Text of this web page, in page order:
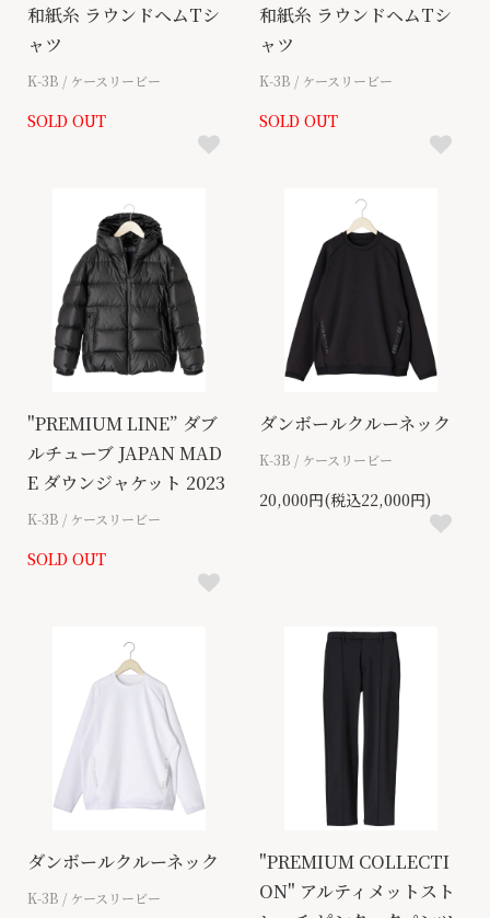
和紙糸 ラウンドヘムTシ
ャツ
K-3B / ケースリービー
SOLD OUT
和紙糸 ラウンドヘムTシ
ャツ
K-3B / ケースリービー
SOLD OUT
"PREMIUM LINE” ダブ
ルチューブ JAPAN MAD
E ダウンジャケット 2023
K-3B / ケースリービー
SOLD OUT
ダンボールクルーネック
K-3B / ケースリービー
20,000円(税込22,000円)
ダンボールクルーネック
K-3B / ケースリービー
"PREMIUM COLLECTI
ON" アルティメットスト